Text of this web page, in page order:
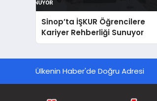
Sinop’ta İŞKUR Öğrencilere
Kariyer Rehberliği Sunuyor
Ülkenin Haber'de Doğru Adresi